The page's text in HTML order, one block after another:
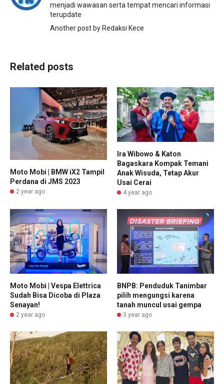
menjadi wawasan serta tempat mencari informasi
terupdate
Another post by Redaksi Kece
Related posts
Moto Mobi | BMW iX2 Tampil
Perdana di JMS 2023
2 year ago
Ira Wibowo & Katon
Bagaskara Kompak Temani
Anak Wisuda, Tetap Akur
Usai Cerai
4 year ago
Moto Mobi | Vespa Elettrica
Sudah Bisa Dicoba di Plaza
Senayan!
2 year ago
BNPB: Penduduk Tanimbar
pilih mengungsi karena
tanah muncul usai gempa
3 year ago